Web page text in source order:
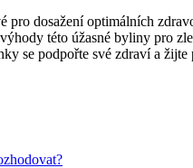
dosažení optimálních
této úžasné byliny pro
se podpořte své zdraví a